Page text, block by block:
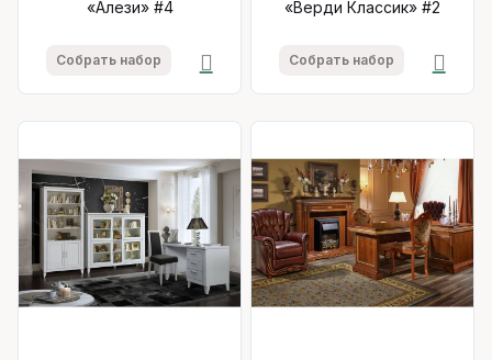
«Алези» #4
Собрать набор
«Верди Классик» #2
Собрать набор